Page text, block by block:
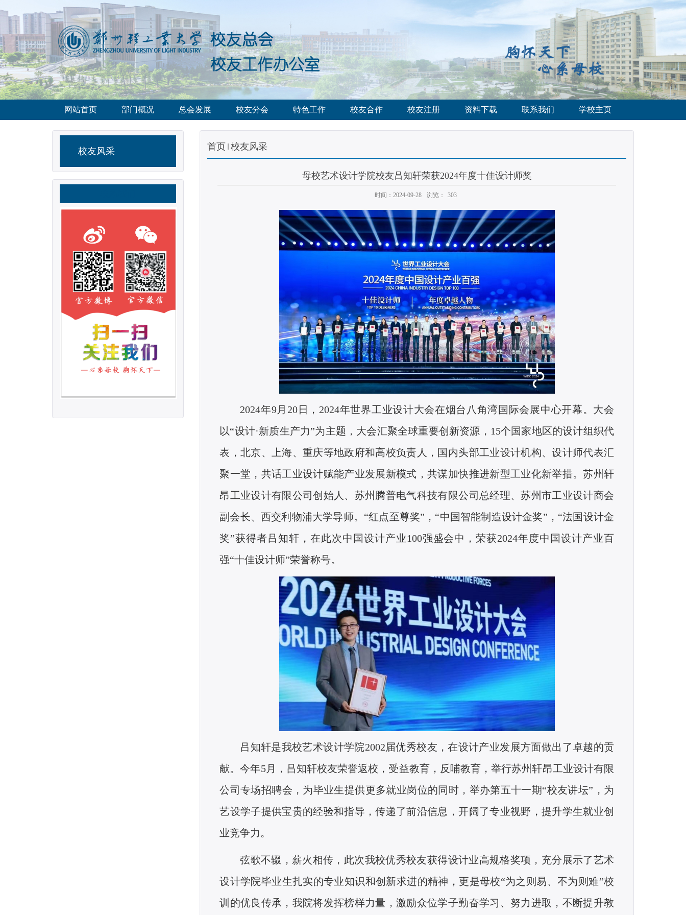
网站首页 部门概况 总会发展 校友分会 特色工作 校友合作 校友注册 资料下载 联系我们 学校主页
首页 校友风采
母校艺术设计学院校友吕知轩荣获2024年度十佳设计师奖
时间：2024-09-28 浏览： 303
2024年9月 20日， 2024年世界工业设计大会在烟台八角湾国际会展中心开幕。大会
以“设计·新质生产力”为主题，大会汇聚全球重要创新资源， 15个国家地区的设计组织代
表，北京、上海、重庆等地政府和高校负责人，国内头部工业设计机构、设计师代表汇
聚一堂，共话工业设计赋能产业发展新模式，共谋加快推进新型工业化新举措。苏州轩
昂工业设计有限公司创始人、苏州腾普电气科技有限公司总经理、苏州市工业设计商会
副会长、西交利物浦大学导师。“红点至尊奖”，“中国智能制造设计金奖”，“法国设计金
奖”获得者吕知轩，在此次中国设计产业100强盛会中，荣获2024年度中国设计产业百
强“十佳设计师”荣誉称号。
吕知轩是我校艺术设计学院2002届优秀校友，在设计产业发展方面做出了卓越的贡
献。今年5月，吕知轩校友荣誉返校，受益教育，反哺教育，举行苏州轩昂工业设计有限
公司专场招聘会，为毕业生提供更多就业岗位的同时，举办第五十一期“校友讲坛”，为
艺设学子提供宝贵的经验和指导，传递了前沿信息，开阔了专业视野，提升学生就业创
业竞争力。
弦歌不辍，薪火相传，此次我校优秀校友获得设计业高规格奖项，充分展示了艺术
设计学院毕业生扎实的专业知识和创新求进的精神，更是母校“为之则易、不为则难”校
训的优良传承，我院将发挥榜样力量，激励众位学子勤奋学习、努力进取，不断提升教
校友风采